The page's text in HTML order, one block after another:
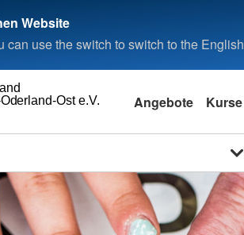
Website
can use the switch to switch to the
Ost e.V. Angebote Kurse